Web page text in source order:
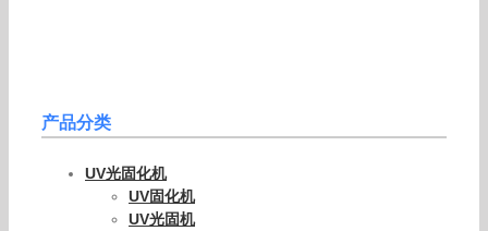
产品分类
UV光固化机
UV固化机
UV光固机